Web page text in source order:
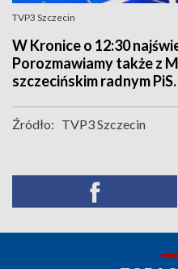
TVP3 Szczecin
W Kronice o 12:30
Porozmawiamy także z
szczecińskim radnym PiS.
Źródło: TVP3 Szczecin